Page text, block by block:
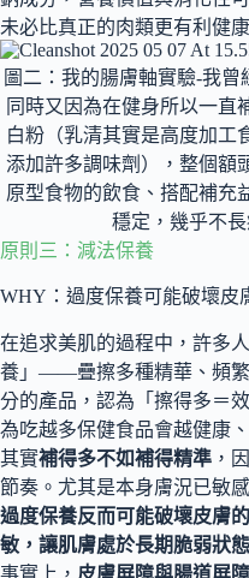
未必比真正的肉類更有利健康
圖二：我的腸膚軸實驗-我曾
同時又因為在健身所以一直
白粉（乳清其實是高度加工
添加許多調味劑），整個額
原型食物的飲食、搭配補充
穩定，幾乎不
原則三：減法保養
WHY：過度保養可能破壞皮
在追求美肌的過程中，許多
養」——疊擦多種精華、頻
分的產品，認為「擦得多＝
為吃越多保健食品會越健康
其實補得多不如補得精準 ，
節奏。尤其是本身膚況已敏
過度保養反而可能破壞皮膚
敏，讓肌膚處於長期脆弱狀態